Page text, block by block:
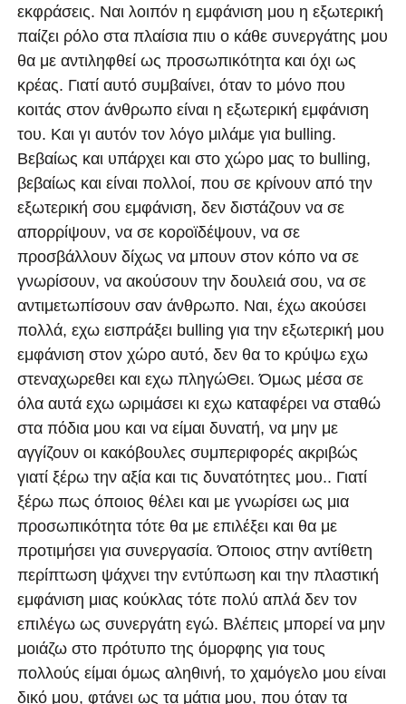
εκφράσεις. Ναι λοιπόν η εμφάνιση μου η εξωτερική
παίζει ρόλο στα πλαίσια πιυ ο κάθε συνεργάτης μου
θα με αντιληφθεί ως προσωπικότητα και όχι ως
κρέας. Γιατί αυτό συμβαίνει, όταν το μόνο που
κοιτάς στον άνθρωπο είναι η εξωτερική εμφάνιση
του. Και γι αυτόν τον λόγο μιλάμε για bulling.
Βεβαίως και υπάρχει και στο χώρο μας το bulling,
βεβαίως και είναι πολλοί, που σε κρίνουν από την
εξωτερική σου εμφάνιση, δεν διστάζουν να σε
απορρίψουν, να σε κοροϊδέψουν, να σε
προσβάλλουν δίχως να μπουν στον κόπο να σε
γνωρίσουν, να ακούσουν την δουλειά σου, να σε
αντιμετωπίσουν σαν άνθρωπο. Ναι, έχω ακούσει
πολλά, εχω εισπράξει bulling για την εξωτερική μου
εμφάνιση στον χώρο αυτό, δεν θα το κρύψω εχω
στεναχωρεθει και εχω πληγώΘει. Όμως μέσα σε
όλα αυτά εχω ωριμάσει κι εχω καταφέρει να σταθώ
στα πόδια μου και να είμαι δυνατή, να μην με
αγγίζουν οι κακόβουλες συμπεριφορές ακριβώς
γιατί ξέρω την αξία και τις δυνατότητες μου.. Γιατί
ξέρω πως όποιος θέλει και με γνωρίσει ως μια
προσωπικότητα τότε θα με επιλέξει και θα με
προτιμήσει για συνεργασία. Όποιος στην αντίθετη
περίπτωση ψάχνει την εντύπωση και την πλαστική
εμφάνιση μιας κούκλας τότε πολύ απλά δεν τον
επιλέγω ως συνεργάτη εγώ. Βλέπεις μπορεί να μην
μοιάζω στο πρότυπο της όμορφης για τους
πολλούς είμαι όμως αληθινή, το χαμόγελο μου είναι
δικό μου, φτάνει ως τα μάτια μου, που όταν τα